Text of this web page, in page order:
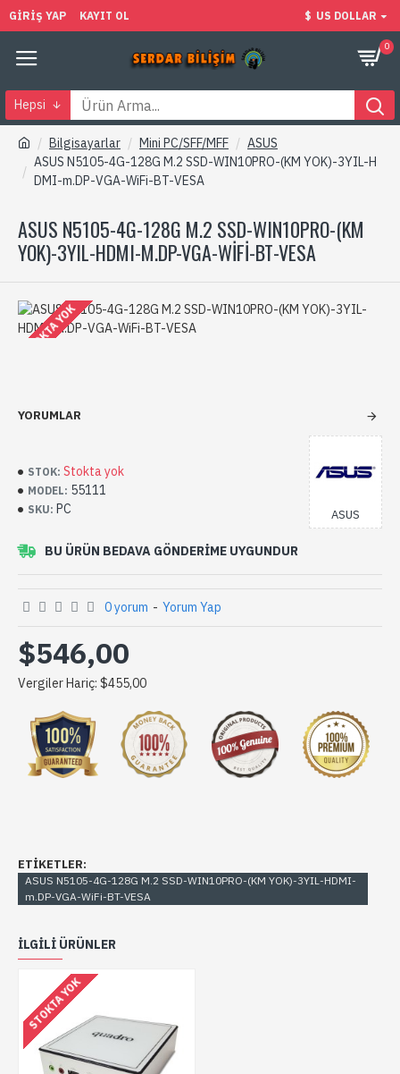
GIRIŞ YAP KAYIT OL $ US DOLLAR
0
Hepsi
Bilgisayarlar Mini PC/SFF/MFF
ASUS
ASUS N5105-4G-128G M.2 SSD-WIN10PRO-(KM YOK)-3YIL-H
DMI-m.DP-VGA-WiFi-BT-VESA
ASUS N5105-4G-128G M.2 SSD-WIN10PRO-(KM
YOK)-3YIL-HDMI-M.DP-VGA-WIFI-BT-VESA
STOKTA YOK
YORUMLAR
BU ÜRÜN BEDAVA GÖNDERIME UYGUNDUR
STOK: Stokta yok
MODEL: 55111
SKU: PC ASUS
0 yorum - Yorum Yap
$546,00
Vergiler Hariç: $455,00
ETIKETLER:
ASUS N5105-4G-128G M.2 SSD-WIN10PRO-(KM YOK)-3YIL-HDMI-
m.DP-VGA-WiFi-BT-VESA
ILGILI ÜRÜNLER
STOKTA YOK